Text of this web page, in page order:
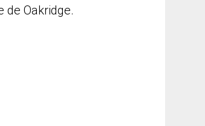
de Oakridge.